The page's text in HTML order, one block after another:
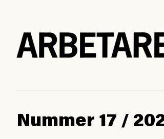
Nummer 17 /